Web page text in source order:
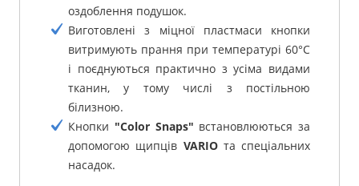
оздоблення подушок.
Виготовлені з міцної пластмаси кнопки
витримують прання при температурі 60°C
і поєднуються практично з усіма видами
тканин, у тому числі з постільною
білизною.
Кнопки "Color Snaps" встановлюються за
допомогою щипців VARIOта спеціальних
насадок.